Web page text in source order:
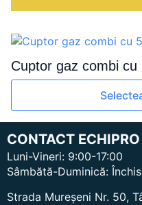
compact
cu
6
Cuptor gaz combi cu
mai
multe
variații.
Opțiunile
pot
CONTACT ECHIPRO
Luni-Vineri: 9:00-17:00
Sâmbătă-Duminică: Închis
Strada Mureșeni Nr. 50,